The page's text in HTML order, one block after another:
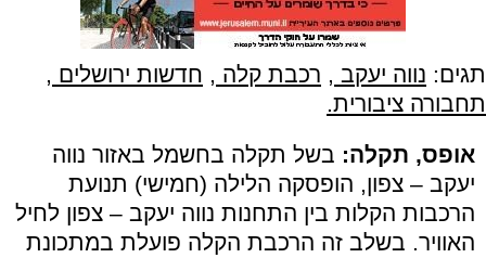
תגים: נווה יעקב , רכבת קלה , חדשות ירושלים ,
תחבורה ציבורית.
אופס, תקלה: בשל תקלה בחשמל באזור נווה
יעקב – צפון, הופסקה הלילה (חמישי) תנועת
הרכבות הקלות בין התחנות נווה יעקב – צפון לחיל
האוויר. בשלב זה הרכבת הקלה פועלת במתכונת